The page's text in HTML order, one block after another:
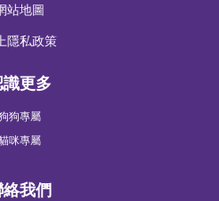
站地圖
隱私政策
更多
狗專屬
咪專屬
我們